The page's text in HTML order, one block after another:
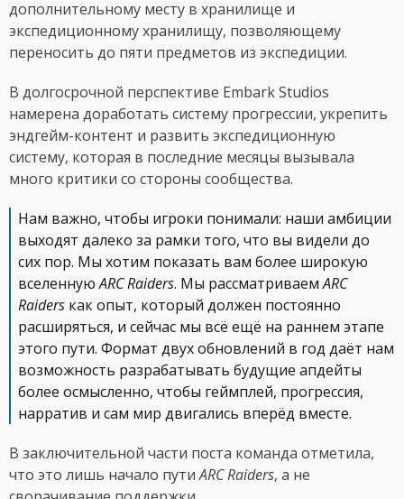
дополнительному месту в хранилище и
экспедиционному хранилищу, позволяющему
переносить до пяти предметов из экспедиции.
В долгосрочной перспективе Embark Studios
намерена доработать систему прогрессии, укрепить
эндгейм-контент и развить экспедиционную
систему, которая в последние месяцы вызывала
много критики со стороны сообщества.
Нам важно, чтобы игроки понимали: наши амбиции
выходят далеко за рамки того, что вы видели до
сих пор. Мы хотим показать вам более широкую
вселеннуюARC Raiders. Мы рассматриваемARC
Raiders как опыт, который должен постоянно
расширяться, и сейчас мы всё ещё на раннем этапе
этого пути. Формат двух обновлений в год даёт нам
возможность разрабатывать будущие апдейты
более осмысленно, чтобы геймплей, прогрессия,
нарратив и сам мир двигались вперёд вместе.
В заключительной части поста команда отметила,
что это лишь начало путиARC Raiders, а не